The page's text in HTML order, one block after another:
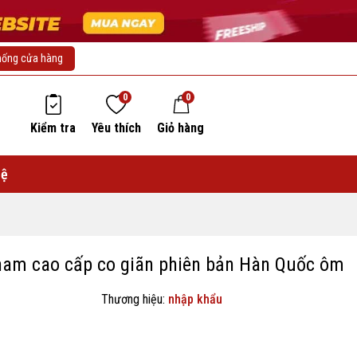
cửa hàng
Kiểm tra Yêu thích
0
Giỏ hàng
0
cao cấp co giãn phiên bản Hàn Quốc ôm
Thương hiệu: nhập khẩu